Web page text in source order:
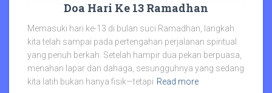
Doa Hari Ke 13 Ramadhan
Memasuki hari ke-13 di bulan suci Ramadhan, langkah
kita telah sampai pada pertengahan perjalanan spiritual
yang penuh berkah. Setelah hampir dua pekan berpuasa,
menahan lapar dan dahaga, sesungguhnya yang sedang
kita latih bukan hanya fisik—tetapi Read more